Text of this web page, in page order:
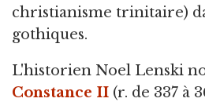
christianisme trinitaire)
gothiques.
L'historien Noel Lenski
Constance II (r. de 337 à